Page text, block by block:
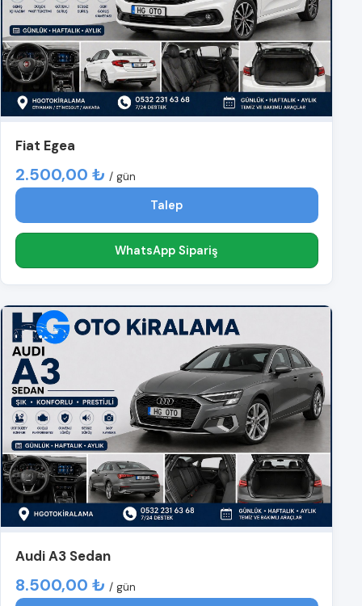
Fiat Egea
2.500,00 ₺ / gün
Talep
WhatsApp Sipariş
Audi A3 Sedan
8.500,00 ₺ / gün